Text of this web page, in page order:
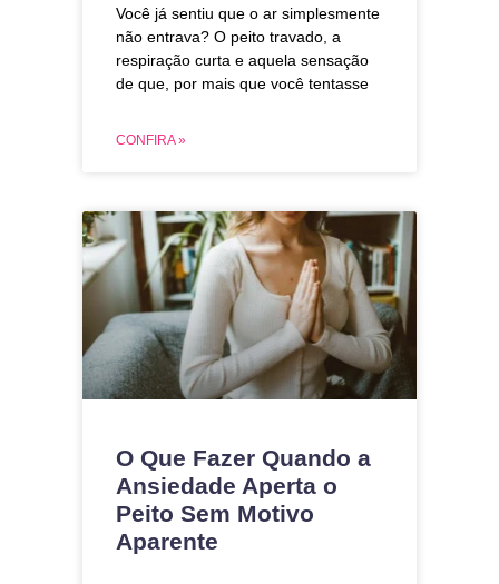
Você já sentiu que o ar simplesmente
não entrava? O peito travado, a
respiração curta e aquela sensação
de que, por mais que você tentasse
CONFIRA »
O Que Fazer Quando a
Ansiedade Aperta o
Peito Sem Motivo
Aparente